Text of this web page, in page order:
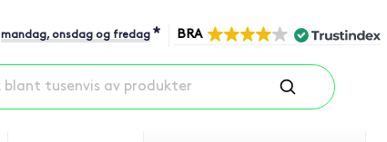
mandag, onsdag og fredag * BRA